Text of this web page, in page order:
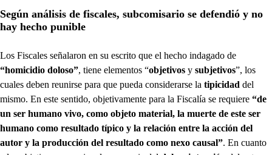
Según análisis de fiscales, subcomisario se defendió y no
hay hecho punible
Los Fiscales señalaron en su escrito que el hecho indagado de
“homicidio doloso”, tiene elementos “objetivos y subjetivos”, los
cuales deben reunirse para que pueda considerarse la tipicidad del
mismo. En este sentido, objetivamente para la Fiscalía se requiere “de
un ser humano vivo, como objeto material, la muerte de este ser
humano como resultado típico y la relación entre la acción del
autor y la producción del resultado como nexo causal”. En cuanto